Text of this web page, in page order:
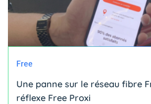
Free
Une panne sur le réseau fibre
réflexe Free Proxi